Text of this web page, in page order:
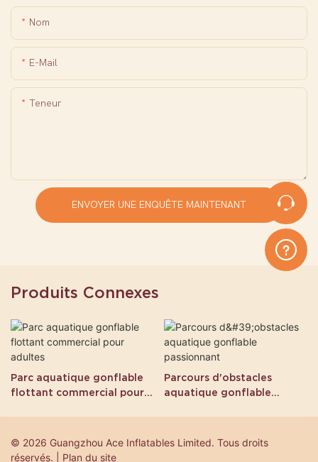
Nom
E-Mail
Teneur
ENVOYER UNE ENQUÊTE MAINTENANT
Produits Connexes
Parc aquatique gonflable
flottant commercial pour
Parcours d'obstacles
aquatique gonflable
© 2026 Guangzhou Ace Inflatables Limited. Tous droits
réservés. | Plan du site